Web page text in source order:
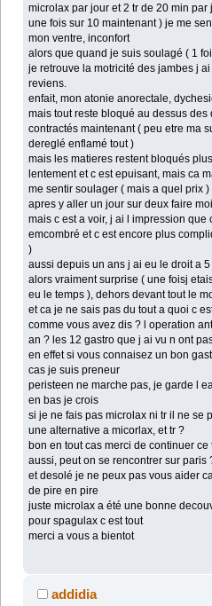
microlax par jour et 2 tr de 20 min
une fois sur 10 maintenant ) je me
mon ventre, inconfort
alors que quand je suis soulagé ( 1
je retrouve la motricité des jambes j
reviens.
enfait, mon atonie anorectale,
mais tout reste bloqué au dessus
contractés maintenant ( peu etre ma
dereglé enflamé tout )
mais les matieres restent bloqués
lentement et c est epuisant, mais ca
me sentir soulager ( mais a quel prix )
apres y aller un jour sur deux faire
mais c est a voir, j ai l impression que
emcombré et c est encore plus
)
aussi depuis un ans j ai eu le droit a
alors vraiment surprise ( une foisj
eu le temps ), dehors devant tout le
et ca je ne sais pas du tout a quoi c
comme vous avez dis ? l operation
an ? les 12 gastro que j ai vu n ont
en effet si vous connaisez un bon
cas je suis preneur
peristeen ne marche pas, je garde l
en bas je crois
si je ne fais pas microlax ni tr il ne se
une alternative a micorlax, et tr ?
bon en tout cas merci de continuer
aussi, peut on se rencontrer sur paris
et desolé je ne peux pas vous aider
de pire en pire
juste microlax a été une bonne
pour spagulax c est tout
merci a vous a bientot
addidia